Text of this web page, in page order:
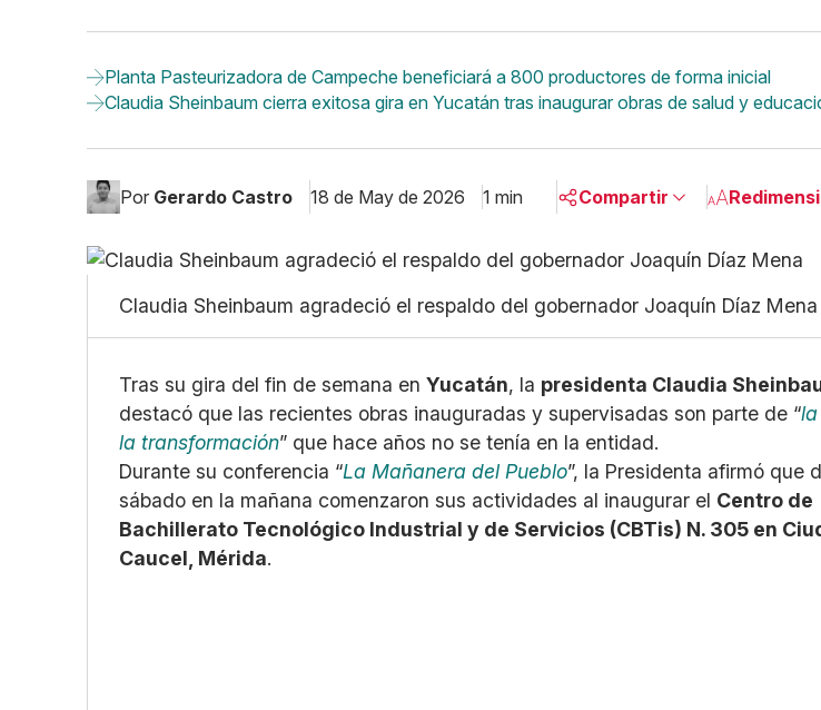
Planta Pasteurizadora de Campeche beneficiará a 800 productores de forma inicial
Claudia Sheinbaum cierra exitosa gira en Yucatán tras inaugurar obras de salud y
Por Gerardo Castro 18 de May de 2026 1 min Compartir
Linkedin
X
Whatsapp
Pequeño
Claudia Sheinbaum agradeció el respaldo del gobernador Joaquín Díaz
Tras su gira del fin de semana enYucatán, la presidenta Claudia
destacó que las recientes obras inauguradas y supervisadas son parte de “
la transformación” que hace años no se tenía en la entidad.
Durante su conferencia “La Mañanera del Pueblo”, la Presidenta afirmó que
sábado en la mañana comenzaron sus actividades al inaugurar el Centro de
Bachillerato Tecnológico Industrial y de Servicios (CBTis) N. 305 en
Caucel, Mérida.